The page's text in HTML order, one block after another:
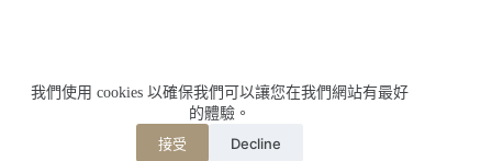
我們使用 cookies 以確保我們可以讓您在我們網站有最好
的體驗。
接受 Decline